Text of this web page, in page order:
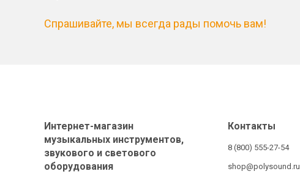
Спрашивайте, мы всегда рады помочь вам!
Интернет-магазин
музыкальных инструментов,
звукового и светового
оборудования
Контакты
8 (800) 555-27-54
shop@polysound.ru